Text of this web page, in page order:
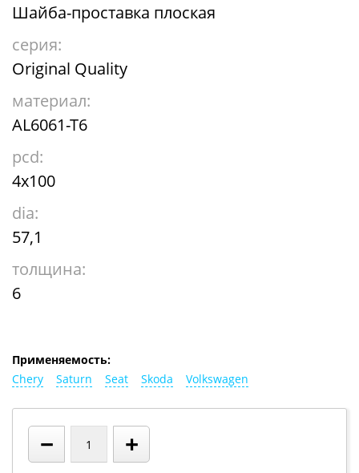
Шайба-проставка плоская
серия:
Original Quality
материал:
AL6061-T6
pcd:
4x100
dia:
57,1
толщина:
6
Применяемость:
Chery
Saturn Seat Skoda Volkswagen
− +